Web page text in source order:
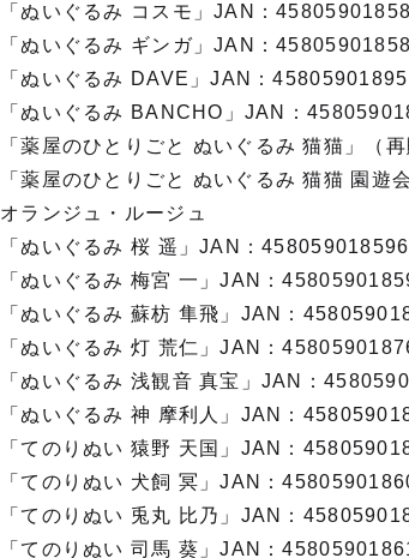
「ぬいぐるみ コスモ」JAN：
「ぬいぐるみ ギンガ」JAN：
「ぬいぐるみ DAVE」JAN：
「ぬいぐるみ BANCHO」JAN：
「薬屋のひとりごと ぬいぐるみ 猫猫」（
「薬屋のひとりごと ぬいぐるみ 猫猫 園
オランジュ・ルージュ
「ぬいぐるみ 桜 遥」JAN：
「ぬいぐるみ 梅宮 一」JAN：
「ぬいぐるみ 蘇枋 隼飛」JAN：
「ぬいぐるみ 灯 荒仁」JAN：
「ぬいぐるみ 浅観音 真宝」JAN：
「ぬいぐるみ 神 摩利人」JAN：
「てのりぬい 猿野 天国」JAN：
「てのりぬい 犬飼 冥」JAN：
「てのりぬい 兎丸 比乃」JAN：
「てのりぬい 司馬 葵」JAN：